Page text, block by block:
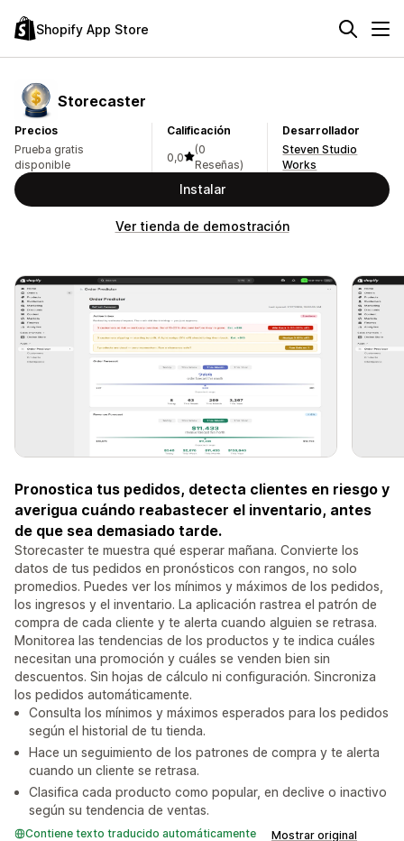
Shopify App Store
Storecaster
Precios
Prueba gratis
disponible
Calificación
0,0
(0
Reseñas)
Desarrollador
Steven Studio
Works
Instalar
Ver tienda de demostración
Pronostica tus pedidos, detecta clientes en riesgo y
averigua cuándo reabastecer el inventario, antes
de que sea demasiado tarde.
Storecaster te muestra qué esperar mañana. Convierte los
datos de tus pedidos en pronósticos con rangos, no solo
promedios. Puedes ver los mínimos y máximos de los pedidos,
los ingresos y el inventario. La aplicación rastrea el patrón de
compra de cada cliente y te alerta cuando alguien se retrasa.
Monitorea las tendencias de los productos y te indica cuáles
necesitan una promoción y cuáles se venden bien sin
descuentos. Sin hojas de cálculo ni configuración. Sincroniza
los pedidos automáticamente.
Consulta los mínimos y máximos esperados para los pedidos
según el historial de tu tienda.
Hace un seguimiento de los patrones de compra y te alerta
cuando un cliente se retrasa.
Clasifica cada producto como popular, en declive o inactivo
según su tendencia de ventas.
Contiene texto traducido automáticamente Mostrar original